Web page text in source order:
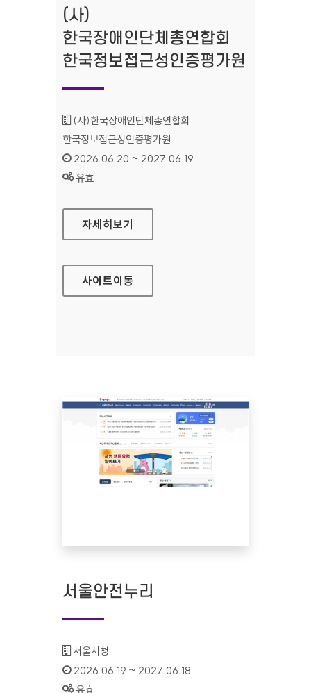
(사)
한국장애인단체총연합회
한국정보접근성인증평가원
기관명 :
(사)한국장애인단체총연합회
한국정보접근성인증평가원
인증기간 :
2026.06.20 ~ 2027.06.19
상태 :
유효
(사)한국장애인단체총연합회 한국정보접근성인
자세히보기
사이트이동
서울안전누리
기관명 :
서울시청
인증기간 :
2026.06.19 ~ 2027.06.18
상태 :
유효